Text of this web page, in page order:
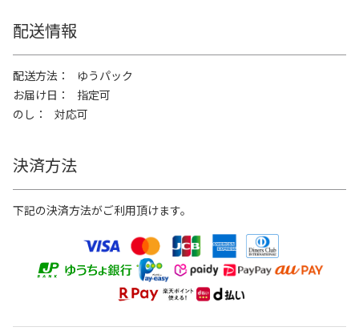
配送情報
配送方法
ゆうパック
お届け日
指定可
のし
対応可
決済方法
下記の決済方法がご利用頂けます。